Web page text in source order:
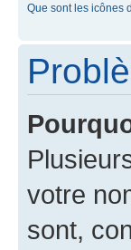
Que sont les icônes
votre
sont,